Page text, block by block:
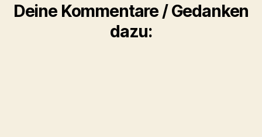
Deine Kommentare / Gedanken
dazu: